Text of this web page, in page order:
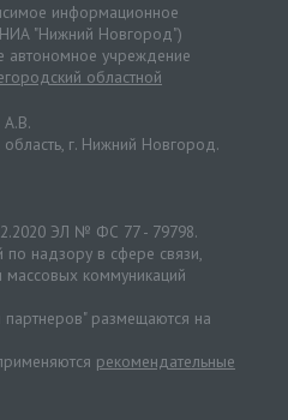
информационное
"Нижний Новгород")
автономное учреждение
областной
г. Нижний Новгород.
ЭЛ № ФС 77 - 79798.
надзору в сфере связи,
коммуникаций
размещаются на
рекомендательные